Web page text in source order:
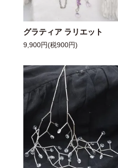
グラティア ラリエット
9,900円(税900円)